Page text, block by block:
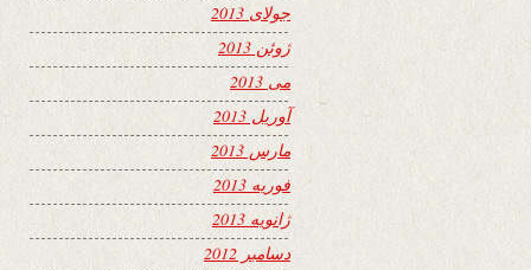
جولای 2013
ژوئن 2013
می 2013
آوریل 2013
مارس 2013
فوریه 2013
ژانویه 2013
دسامبر 2012